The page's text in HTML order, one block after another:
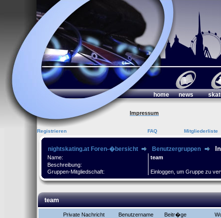
home news
Impressum
Registrieren FAQ Mitgliederliste
nightskating.at Foren-�bersicht Benutzergruppen
Name:
team
Beschreibung:
Gruppen-Mitgliedschaft:
Einloggen, um Gruppe zu
team
Private Nachricht Benutzername Beitr�ge